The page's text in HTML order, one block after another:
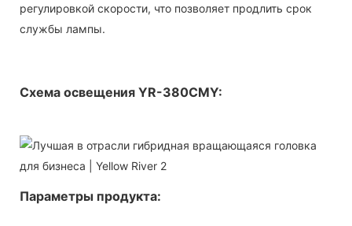
регулировкой скорости, что позволяет продлить срок
службы лампы.
Схема освещения YR-380CMY:
Параметры продукта: